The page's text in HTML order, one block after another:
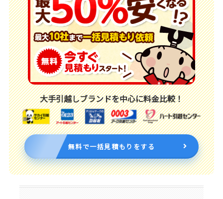
大手引越しブランドを中心に料金比較！
無料で一括見積もりをする